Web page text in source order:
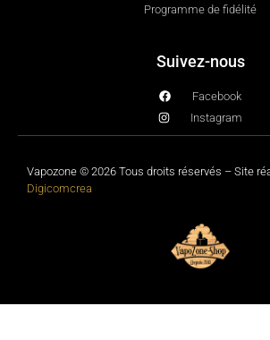
Programme de fidélité
Suivez-nous
Facebook
Instagram
Vapozone © 2026 Tous droits réservés – Site
Digicomcrea